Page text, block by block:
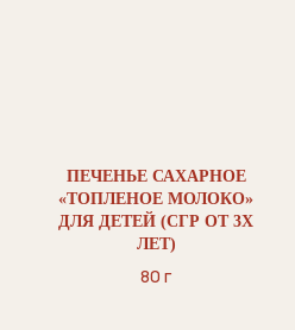
ПЕЧЕНЬЕ САХАРНОЕ
«ТОПЛЕНОЕ МОЛОКО»
ДЛЯ ДЕТЕЙ (СГР ОТ 3Х
ЛЕТ)
80 г